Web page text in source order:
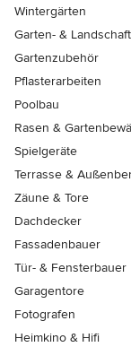
Wintergärten
Garten- &
Gartenzubehör
Pflasterarbeiten
Poolbau
Rasen &
Spielgeräte
Terrasse &
Zäune & Tore
Dachdecker
Fassadenbauer
Tür- & Fensterbauer
Garagentore
Fotografen
Heimkino & Hifi